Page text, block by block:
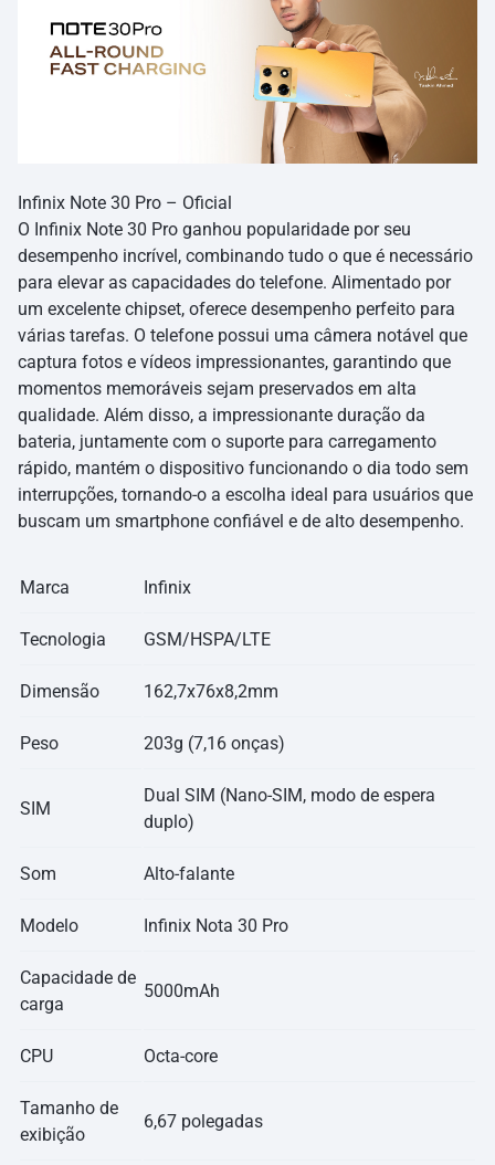
Infinix Note 30 Pro – Oficial
O Infinix Note 30 Pro ganhou popularidade por seu
desempenho incrível, combinando tudo o que é necessário
para elevar as capacidades do telefone. Alimentado por
um excelente chipset, oferece desempenho perfeito para
várias tarefas. O telefone possui uma câmera notável que
captura fotos e vídeos impressionantes, garantindo que
momentos memoráveis sejam preservados em alta
qualidade. Além disso, a impressionante duração da
bateria, juntamente com o suporte para carregamento
rápido, mantém o dispositivo funcionando o dia todo sem
interrupções, tornando-o a escolha ideal para usuários que
buscam um smartphone confiável e de alto desempenho.
Marca Infinix
Tecnologia GSM/HSPA/LTE
Dimensão 162,7x76x8,2mm
Peso 203g (7,16 onças)
SIM
Dual SIM (Nano-SIM, modo de espera
duplo)
Som Alto-falante
Modelo Infinix Nota 30 Pro
Capacidade de
carga
5000mAh
CPU Octa-core
Tamanho de
exibição
6,67 polegadas